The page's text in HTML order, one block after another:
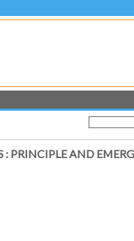
PRINCIPLE AND